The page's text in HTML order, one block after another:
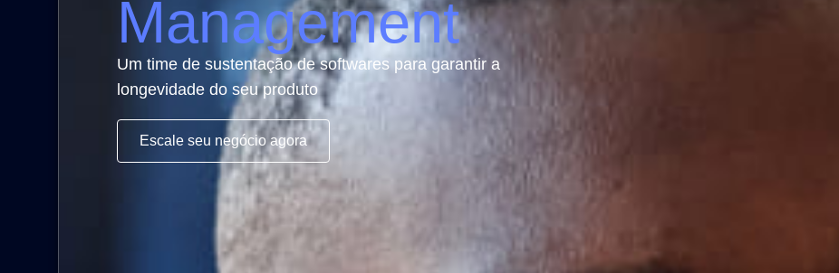
Management
Um time de sustentação de softwares para garantir a
longevidade do seu produto
Escale seu negócio agora